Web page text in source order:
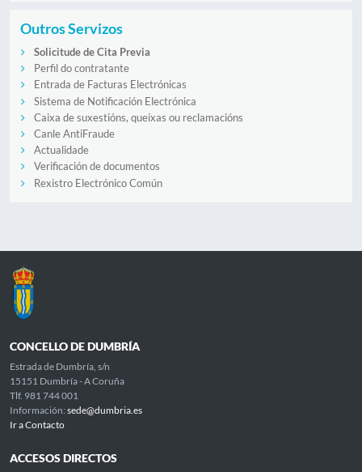
Outros Servizos
Solicitude de Cita Previa
Perfil do contratante
Entrada de Facturas Electrónicas
Sistema de Notificación Electrónica
Caixa de suxestións, queixas ou reclamacións
Canle AntiFraude
Actualidade
Verificación de documentos
Rexistro Electrónico Común
CONCELLO DE DUMBRÍA
Estrada de Dumbría, s/n
15151 Dumbría - A Coruña
Tlf. 981 744 001
Información: sede@dumbria.es
Ir a Contacto
ACCESOS DIRECTOS